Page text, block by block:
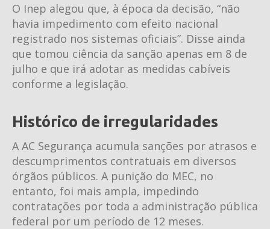
O Inep alegou que, à época da decisão, “não
havia impedimento com efeito nacional
registrado nos sistemas oficiais”. Disse ainda
que tomou ciência da sanção apenas em 8 de
julho e que irá adotar as medidas cabíveis
conforme a legislação.
Histórico de irregularidades
A AC Segurança acumula sanções por atrasos e
descumprimentos contratuais em diversos
órgãos públicos. A punição do MEC, no
entanto, foi mais ampla, impedindo
contratações por toda a administração pública
federal por um período de 12 meses.